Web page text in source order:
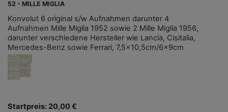
52 - MILLE MIGLIA
Konvolut 6 original s/w Aufnahmen darunter 4
Aufnahmen Mille Miglia 1952 sowie 2 Mille Miglia 1956,
darunter verschiedene Hersteller wie Lancia, Cisitalia,
Mercedes-Benz sowie Ferrari, 7,5x10,5cm/6x9cm
Startpreis: 20,00 €